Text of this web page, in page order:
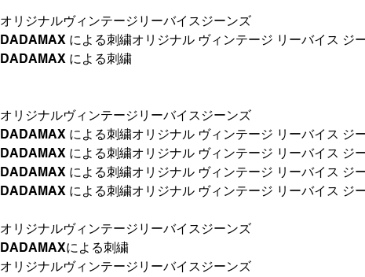
オリジナルヴィンテージリーバイスジーンズ
DADAMAX による刺繍オリジナル ヴィンテージ リーバイス ジ
DADAMAX による刺繍
オリジナルヴィンテージリーバイスジーンズ
DADAMAX による刺繍オリジナル ヴィンテージ リーバイス ジ
DADAMAX による刺繍オリジナル ヴィンテージ リーバイス ジ
DADAMAX による刺繍オリジナル ヴィンテージ リーバイス ジ
DADAMAX による刺繍オリジナル ヴィンテージ リーバイス ジ
オリジナルヴィンテージリーバイスジーンズ
DADAMAXによる刺繍
オリジナルヴィンテージリーバイスジーンズ